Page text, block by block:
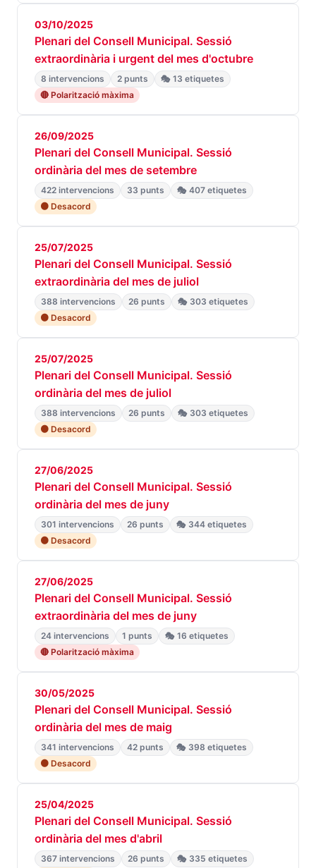
03/10/2025
Plenari del Consell Municipal. Sessió
extraordinària i urgent del mes d'octubre
8 intervencions 2 punts
🎭 13 etiquetes
🔴 Polarització màxima
26/09/2025
Plenari del Consell Municipal. Sessió
ordinària del mes de setembre
422 intervencions 33 punts
🎭 407 etiquetes
🟠 Desacord
25/07/2025
Plenari del Consell Municipal. Sessió
extraordinària del mes de juliol
388 intervencions 26 punts
🎭 303 etiquetes
🟠 Desacord
25/07/2025
Plenari del Consell Municipal. Sessió
ordinària del mes de juliol
388 intervencions 26 punts
🎭 303 etiquetes
🟠 Desacord
27/06/2025
Plenari del Consell Municipal. Sessió
ordinària del mes de juny
301 intervencions 26 punts
🎭 344 etiquetes
🟠 Desacord
27/06/2025
Plenari del Consell Municipal. Sessió
extraordinària del mes de juny
24 intervencions 1 punts
🎭 16 etiquetes
🔴 Polarització màxima
30/05/2025
Plenari del Consell Municipal. Sessió
ordinària del mes de maig
341 intervencions 42 punts
🎭 398 etiquetes
🟠 Desacord
25/04/2025
Plenari del Consell Municipal. Sessió
ordinària del mes d'abril
367 intervencions 26 punts
🎭 335 etiquetes